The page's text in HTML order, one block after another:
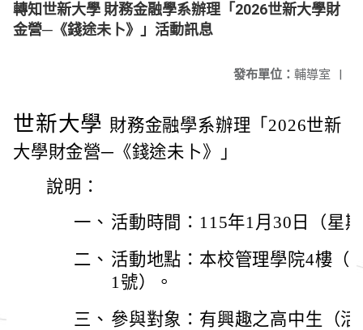
轉知世新大學 財務金融學系辦理「2026世新大學財
金營─《錢途未卜》」活動訊息
發布單位： 輔導室 |
世新大學 財務金融學系辦理「2026世新
大學財金營─《錢途未卜》」
說明：
一、 活動時間：115年1月30日（星
二、 活動地點：本校管理學院4樓（
1號）。
三、 參與對象：有興趣之高中生（